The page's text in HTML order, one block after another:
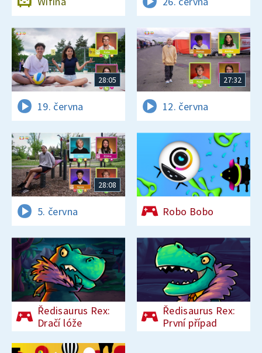
28:05
19. června
27:32
12. června
28:08
5. června Robo Bobo
Ředisaurus Rex:
Dračí lóže
Ředisaurus Rex:
První případ